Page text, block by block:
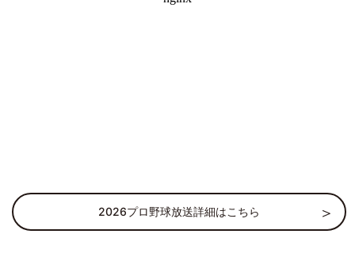
2026プロ野球放送詳細はこちら